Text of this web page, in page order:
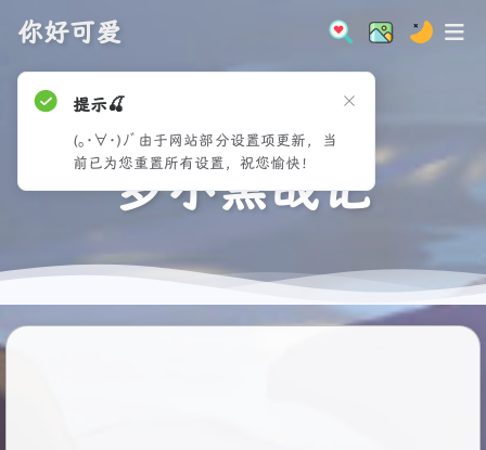
你好可爱
罗小黑战记
提示🍒
(｡･∀･)ﾉﾞ由于网站部分设置项更新，当
前已为您重置所有设置，祝您愉快！